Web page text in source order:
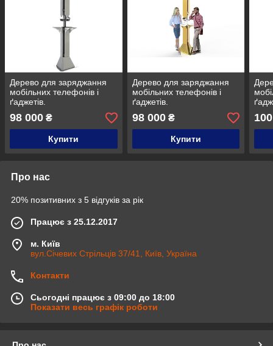
Дерево для заряджання
мобільних телефонів і
ґаджетів.
98 000 ₴
Купити
Дерево для заряджання
мобільних телефонів і
ґаджетів.
98 000₴
Купити
Про нас
20% позитивних з 5 відгуків за рік
Працює з 25.12.2017
м. Київ
вул.Січевих Стрільців 37/41, Київ, Україна
Контакти
Сьогодні працює з 09:00 до 18:00
Показати весь графік роботи